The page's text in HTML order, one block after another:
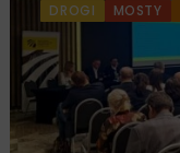
DROGI MOSTY